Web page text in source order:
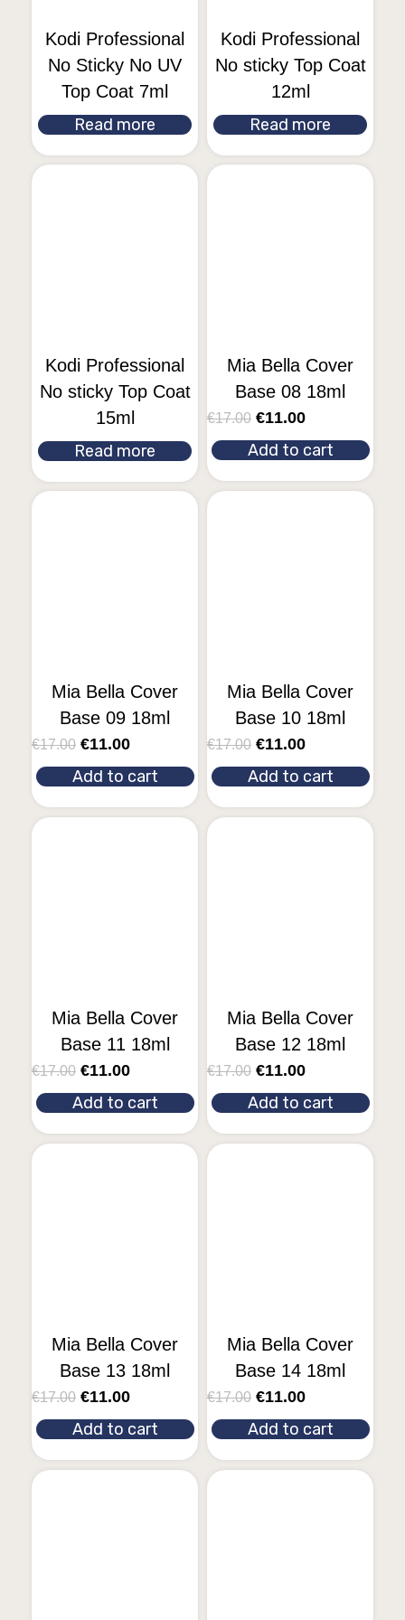
Kodi Professional
No Sticky No UV
Top Coat 7ml
Read more
Kodi Professional
No sticky Top Coat
12ml
Read more
Kodi Professional
No sticky Top Coat
15ml
Read more
Mia Bella Cover
Base 08 18ml
€17.00 €11.00
Add to cart
Mia Bella Cover
Base 09 18ml
€17.00 €11.00
Add to cart
Mia Bella Cover
Base 10 18ml
€17.00 €11.00
Add to cart
Mia Bella Cover
Base 11 18ml
€17.00 €11.00
Add to cart
Mia Bella Cover
Base 12 18ml
€17.00 €11.00
Add to cart
Mia Bella Cover
Base 13 18ml
€17.00 €11.00
Add to cart
Mia Bella Cover
Base 14 18ml
€17.00 €11.00
Add to cart